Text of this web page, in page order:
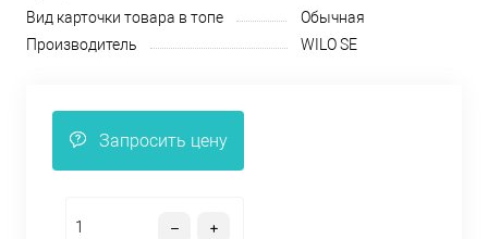
Вид карточки товара в топе
Обычная
Производитель
WILO SE
Запросить цену